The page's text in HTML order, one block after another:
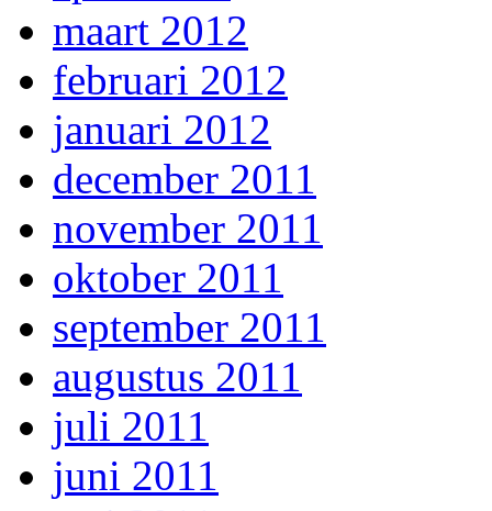
maart 2012
februari 2012
januari 2012
december 2011
november 2011
oktober 2011
september 2011
augustus 2011
juli 2011
juni 2011